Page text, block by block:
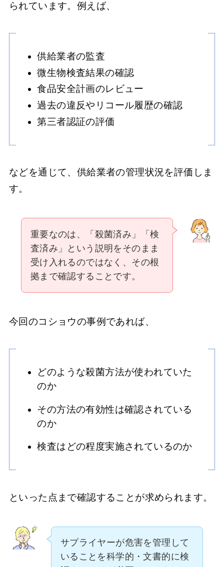
られています。例えば、
供給業者の監査
微生物検査結果の確認
食品安全計画のレビュー
過去の違反やリコール履歴の確認
第三者認証の評価
などを通じて、供給業者の管理状況を評価しま
す。
重要なのは、「殺菌済み」「検
査済み」という説明をそのまま
受け入れるのではなく、その根
拠まで確認することです。
今回のコショウの事例であれば、
どのような殺菌方法が使われていた
のか
その方法の有効性は確認されている
のか
検査はどの程度実施されているのか
といった点まで確認することが求められます。
サプライヤーが危害を管理して
いることを科学的・文書的に検